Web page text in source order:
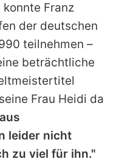
konnte Franz
der deutschen
teilnehmen –
beträchtliche
Frau Heidi da
leider nicht
zu viel für ihn."